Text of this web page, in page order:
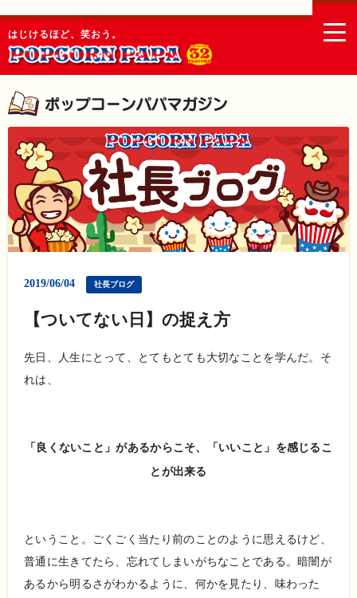
はじけるほど、笑おう。
2019/06/04 社長ブログ
【ついてない日】の捉え方
先日、人生にとって、とてもとても大切なことを学んだ。そ
れは、
「良くないこと」があるからこそ、「いいこと」を感じるこ
とが出来る
ということ。ごくごく当たり前のことのように思えるけど、
普通に生きてたら、忘れてしまいがちなことである。暗闇が
あるから明るさがわかるように、何かを見たり、味わった